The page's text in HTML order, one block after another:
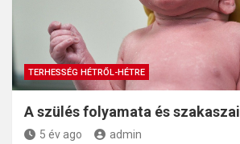
TERHESSÉG HÉTRŐL-HÉTRE
A szülés folyamata és szakaszai
5 év ago admin